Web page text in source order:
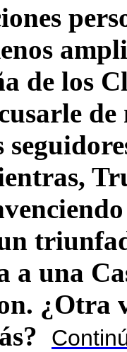
de los
a una
¿Otra